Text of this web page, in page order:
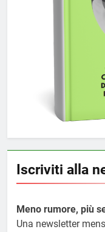
Iscriviti alla
Meno rumore, più
Una newsletter